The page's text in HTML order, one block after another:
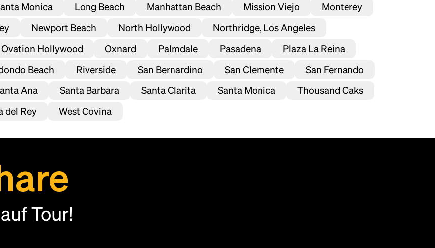
hinzu
Monica Long Beach Manhattan Beach Mission Viejo
Monterey
Newport Beach North Hollywood
Northridge, Los Angeles
Ovation Hollywood Oxnard Palmdale Pasadena
Plaza La Reina
Beach Riverside San Bernardino San Clemente
San Fernando
Ana Santa Barbara Santa Clarita Santa Monica
Thousand Oaks
del Rey West Covina
Tour!
the leap into electronic typesetting, remaining